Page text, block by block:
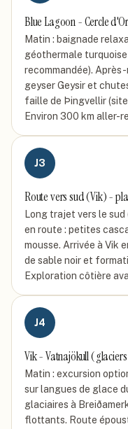
Blue Lagoon - Cercle
Matin : baignade
géothermale
recommandée).
geyser Geysir et
faille de Þingvellir (site
Environ 300 km aller-
J3
Route vers sud (Vik) -
Long trajet vers le
en route : petites
mousse. Arrivée à Vik
de sable noir et
Exploration côtière
J4
Vik - Vatnajökull
Matin : excursion
sur langues de glace
glaciaires à
flottants. Route